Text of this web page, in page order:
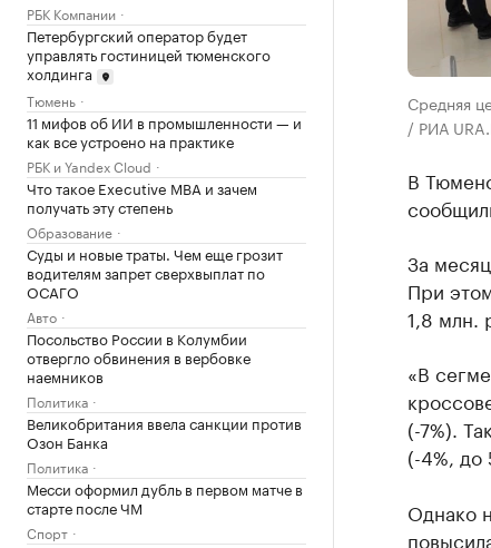
РБК Компании
Петербургский оператор будет
управлять гостиницей тюменского
холдинга
Тюмень
11 мифов об ИИ в промышленности — и
как все устроено на практике
РБК и Yandex Cloud
Что такое Executive MBA и зачем
получать эту степень
Образование
Суды и новые траты. Чем еще грозит
водителям запрет сверхвыплат по
ОСАГО
Авто
Посольство России в Колумбии
отвергло обвинения в вербовке
наемников
Политика
Великобритания ввела санкции против
Озон Банка
Политика
Месси оформил дубль в первом матче в
старте после ЧМ
Спорт
Средняя
/ РИА
В
За
При
1,8 млн.
«В
(-7%).
(-4%, до
Однако